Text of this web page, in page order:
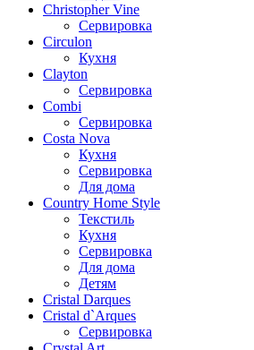
Christopher Vine
Сервировка
Circulon
Кухня
Clayton
Сервировка
Combi
Сервировка
Costa Nova
Кухня
Сервировка
Для дома
Country Home Style
Текстиль
Кухня
Сервировка
Для дома
Детям
Cristal Darques
Cristal d`Arques
Сервировка